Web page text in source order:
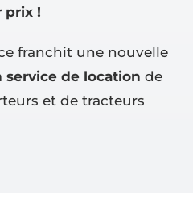
prix !
franchit une nouvelle
service de location de
et de tracteurs